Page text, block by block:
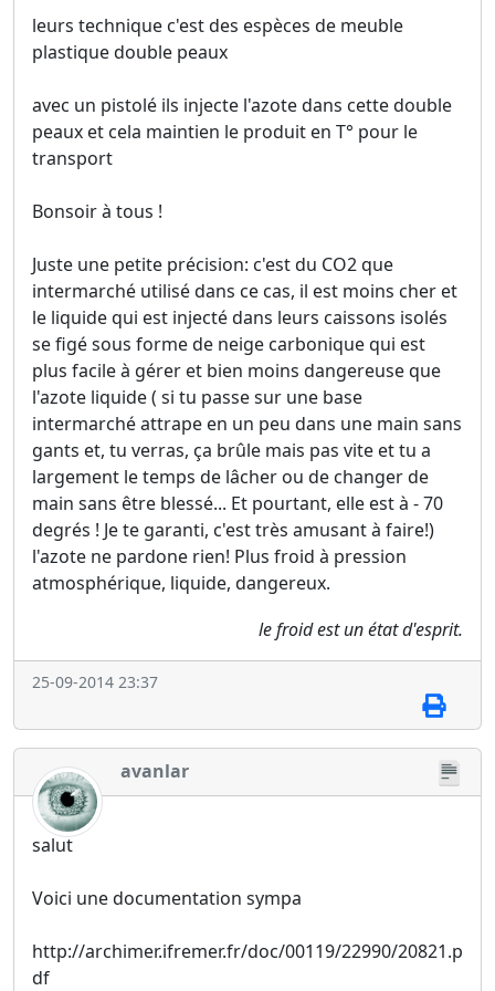
leurs technique c'est des espèces de meuble
plastique double peaux
avec un pistolé ils injecte l'azote dans cette double
peaux et cela maintien le produit en T° pour le
transport
Bonsoir à tous !
Juste une petite précision: c'est du CO2 que
intermarché utilisé dans ce cas, il est moins cher et
le liquide qui est injecté dans leurs caissons isolés
se figé sous forme de neige carbonique qui est
plus facile à gérer et bien moins dangereuse que
l'azote liquide ( si tu passe sur une base
intermarché attrape en un peu dans une main sans
gants et, tu verras, ça brûle mais pas vite et tu a
largement le temps de lâcher ou de changer de
main sans être blessé... Et pourtant, elle est à - 70
degrés ! Je te garanti, c'est très amusant à faire!)
l'azote ne pardone rien! Plus froid à pression
atmosphérique, liquide, dangereux.
le froid est un état d'esprit.
25-09-2014 23:37
avanlar
salut
Voici une documentation sympa
http://archimer.ifremer.fr/doc/00119/22990/20821.p
df